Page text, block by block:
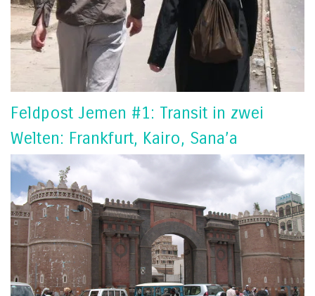
Feldpost Jemen #1: Transit in zwei
Welten: Frankfurt, Kairo, Sana’a